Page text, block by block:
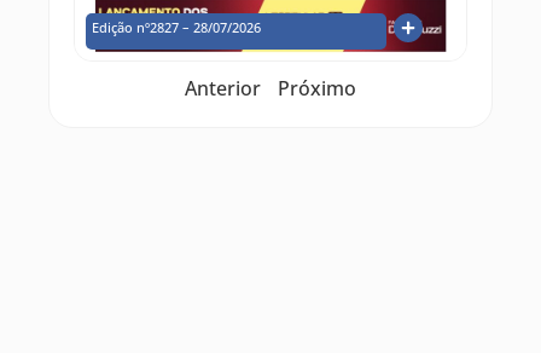
Edição nº2827 – 28/07/2026
Anterior Próximo